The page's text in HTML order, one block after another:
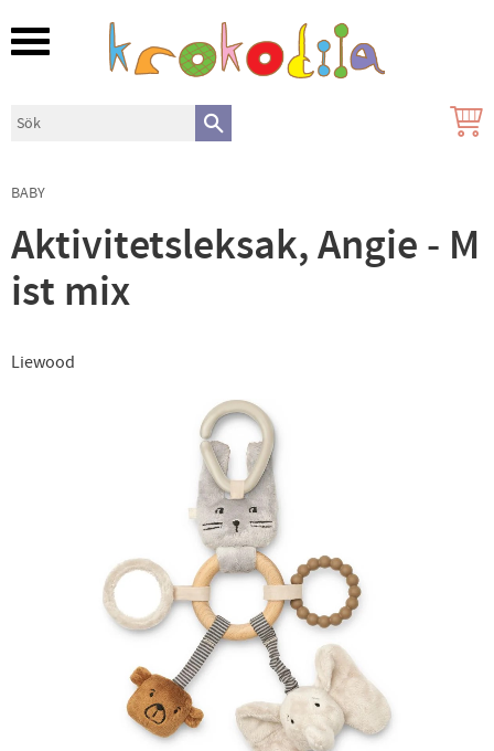
Meny
BABY
Aktivitetsleksak, Angie - M
ist mix
Liewood